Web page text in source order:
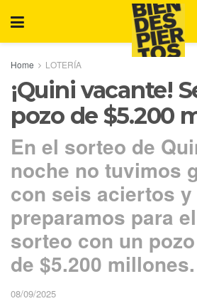
Home LOTERÍA
¡Quini vacante!
pozo de $5.200
En el sorteo de
noche no tuvimos
con seis aciertos
preparamos para
sorteo con un
de $5.200 millones.
08/09/2025